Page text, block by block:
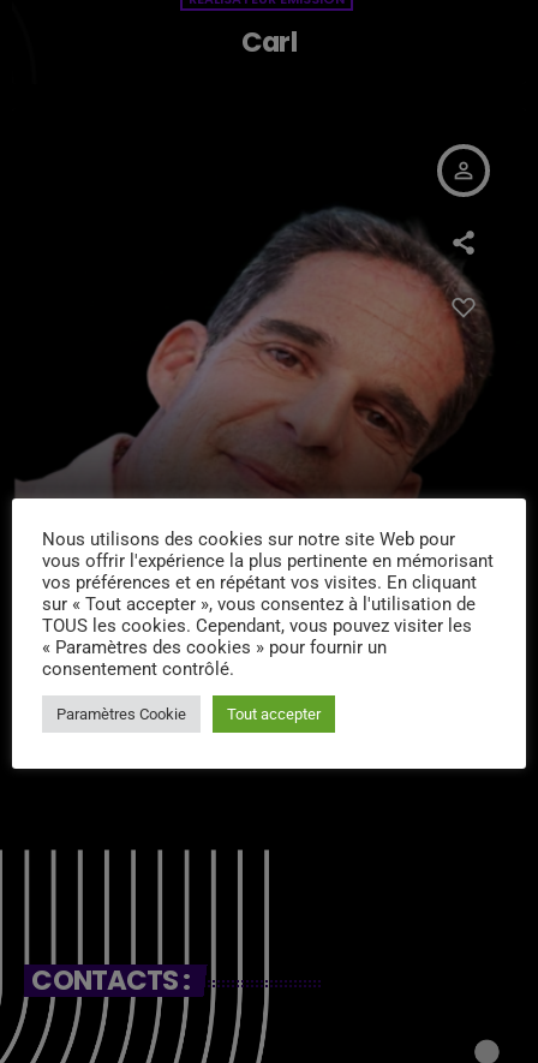
Carl
person_outline
RÉALISATEUR ÉMISSION
Mr. Bassie
CONTACTS :
Nous utilisons des cookies sur notre site Web pour
vous offrir l'expérience la plus pertinente en mémorisant
vos préférences et en répétant vos visites. En cliquant
sur « Tout accepter », vous consentez à l'utilisation de
TOUS les cookies. Cependant, vous pouvez visiter les
« Paramètres des cookies » pour fournir un
consentement contrôlé.
Paramètres Cookie Tout accepter